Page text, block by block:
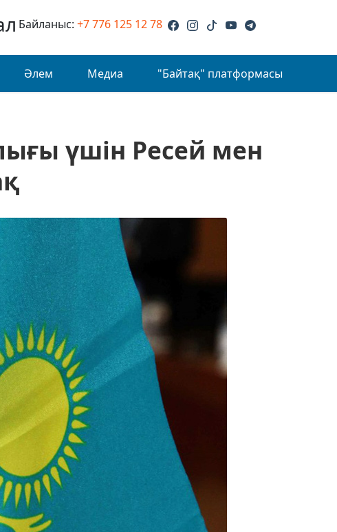
Байланыс:+7 776 125 12 78
Әлем Медиа "Байтақ" платформасы
үшін Ресей мен